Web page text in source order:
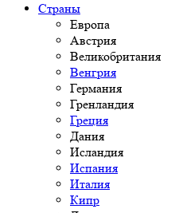
Страны
Европа
Австрия
Великобритания
Венгрия
Германия
Гренландия
Греция
Дания
Исландия
Испания
Италия
Кипр